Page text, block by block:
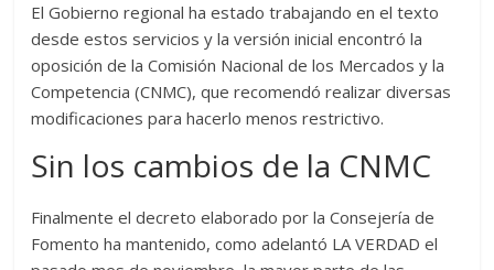
El Gobierno regional ha estado trabajando en el texto
desde estos servicios y la versión inicial encontró la
oposición de la Comisión Nacional de los Mercados y la
Competencia (CNMC), que recomendó realizar diversas
modificaciones para hacerlo menos restrictivo.
Sin los cambios de la CNMC
Finalmente el decreto elaborado por la Consejería de
Fomento ha mantenido, como adelantó LA VERDAD el